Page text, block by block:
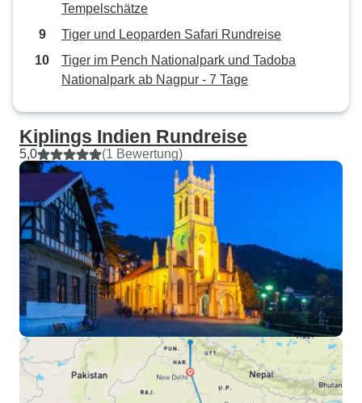
Tempelschätze
Tiger und Leoparden Safari Rundreise
Tiger im Pench Nationalpark und Tadoba
Nationalpark ab Nagpur - 7 Tage
Kiplings Indien Rundreise
5,0 (1 Bewertung)